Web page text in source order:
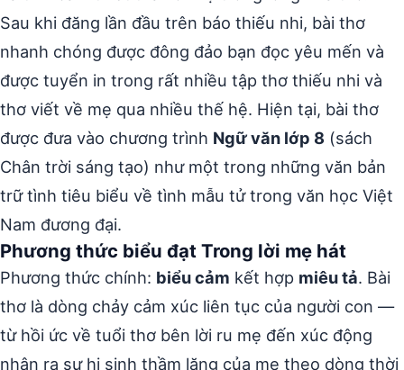
Sau khi đăng lần đầu trên báo thiếu nhi, bài thơ
nhanh chóng được đông đảo bạn đọc yêu mến và
được tuyển in trong rất nhiều tập thơ thiếu nhi và
thơ viết về mẹ qua nhiều thế hệ. Hiện tại, bài thơ
được đưa vào chương trình Ngữ văn lớp 8 (sách
Chân trời sáng tạo) như một trong những văn bản
trữ tình tiêu biểu về tình mẫu tử trong văn học Việt
Nam đương đại.
Phương thức biểu đạt Trong lời mẹ hát
Phương thức chính: biểu cảm kết hợp miêu tả. Bài
thơ là dòng chảy cảm xúc liên tục của người con —
từ hồi ức về tuổi thơ bên lời ru mẹ đến xúc động
nhận ra sự hi sinh thầm lặng của mẹ theo dòng thời